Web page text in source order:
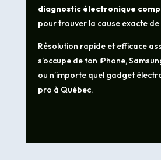
diagnostic électronique
pour trouver la cause exacte de
Résolution rapide et efficace
s’occupe de ton iPhone,
ou n’importe quel gadget
pro à Québec.